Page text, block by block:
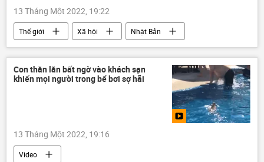
13 Tháng Một 2022, 19:22
Thế giới Xã hội Nhật Bản
Con thằn lằn bất ngờ vào khách sạn
khiến mọi người trong bể bơi sợ hãi
13 Tháng Một 2022, 19:16
Video